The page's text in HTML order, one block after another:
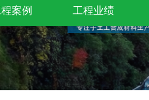
案例 工程业绩